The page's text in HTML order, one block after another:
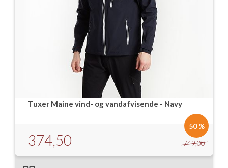
Tuxer Maine vind- og vandafvisende - Navy
749,00
374,50
50 %